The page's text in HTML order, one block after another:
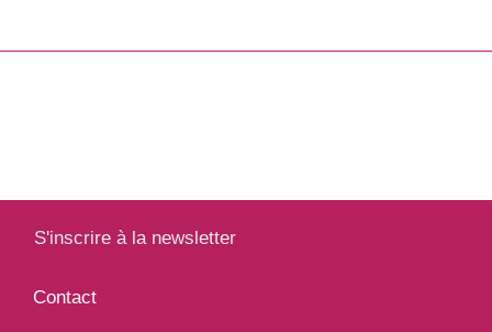
S'inscrire à la newsletter
Contact